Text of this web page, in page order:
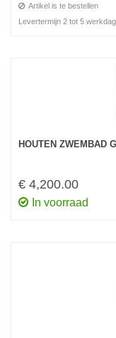
Artikel is te bestellen
Levertermijn 2 tot 5
HOUTEN ZWEMBAD
€ 4,200.00
In voorraad